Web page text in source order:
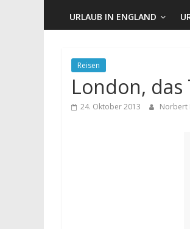
URLAUB IN ENGLAND
Reisen
London, das
24. Oktober 2013 Norbert